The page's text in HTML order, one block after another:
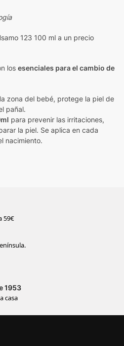
123 100 ml a un precio
los esenciales para el cambio de
zona del bebé, protege la piel de
pañal.
para prevenir las irritaciones,
la piel. Se aplica en cada
nacimiento.
59€
1953
casa